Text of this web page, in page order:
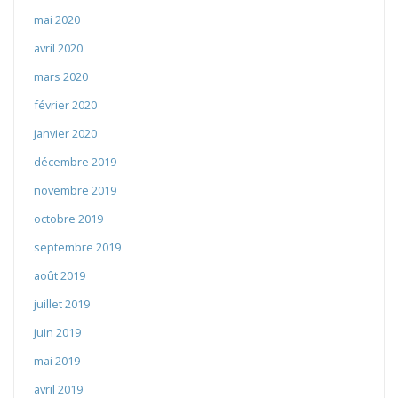
mai 2020
avril 2020
mars 2020
février 2020
janvier 2020
décembre 2019
novembre 2019
octobre 2019
septembre 2019
août 2019
juillet 2019
juin 2019
mai 2019
avril 2019